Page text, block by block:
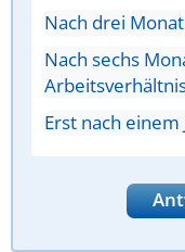
Nach drei
Nach sechs
Erst nach